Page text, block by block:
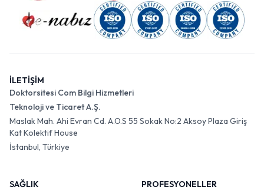
İLETİŞİM
Doktorsitesi Com Bilgi Hizmetleri
Teknoloji ve Ticaret A.Ş.
Maslak Mah. Ahi Evran Cd. A.O.S 55 Sokak No:2 Aksoy Plaza Giriş
Kat Kolektif House
İstanbul, Türkiye
SAĞLIK
PROFESYONELLER